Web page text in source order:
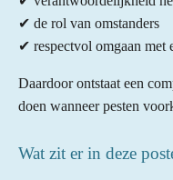
n
✔ de rol van omstanders
✔ respectvol omgaan met
Daardoor ontstaat een
doen wanneer pesten
Wat zit er in deze